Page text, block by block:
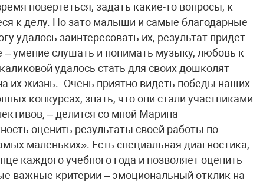
повертеться, задать какие-то вопросы, к
к делу. Но зато малыши и самые благодарные
удалось заинтересовать их, результат придет
– умение слушать и понимать музыку, любовь к
удалось стать для своих дошколят
их жизнь.- Очень приятно видеть победы наших
конкурсах, знать, что они стали участниками
– делится со мной Марина
оценить результаты своей работы по
маленьких». Есть специальная диагностика,
каждого учебного года и позволяет оценить
важные критерии – эмоциональный отклик на